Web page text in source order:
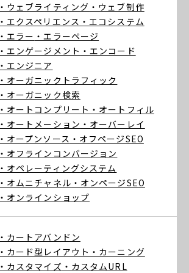
・ウェブライティング ・ウェブ制作
・エクスペリエンス ・エコシステム
・エラー ・エラーページ
・エンゲージメント ・エンコード
・エンジニア
・オーガニックトラフィック
・オーガニック検索
・オートコンプリート ・オートフィル
・オートメーション ・オーバーレイ
・オープンソース ・オフページSEO
・オフラインコンバージョン
・オペレーティングシステム
・オムニチャネル ・オンページSEO
・オンラインショップ
・カートアバンドン
・カード型レイアウト ・カーニング
・カスタマイズ ・カスタムURL